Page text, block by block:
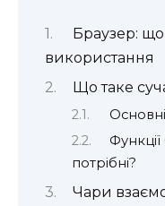
Браузер: що
використання
Що таке
потрібні?
Чари